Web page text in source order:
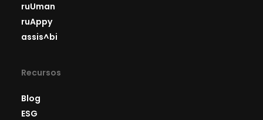
ruUman
ruAppy
assis^bi
Recursos
Blog
ESG